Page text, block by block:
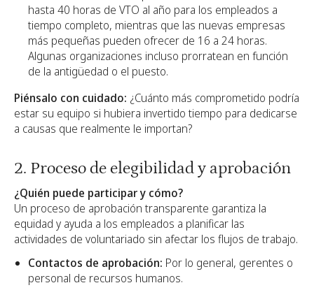
hasta 40 horas de VTO al año para los empleados a
tiempo completo, mientras que las nuevas empresas
más pequeñas pueden ofrecer de 16 a 24 horas.
Algunas organizaciones incluso prorratean en función
de la antigüedad o el puesto.
Piénsalo con cuidado: ¿Cuánto más comprometido podría
estar su equipo si hubiera invertido tiempo para dedicarse
a causas que realmente le importan?
2. Proceso de elegibilidad y aprobación
¿Quién puede participar y cómo?
Un proceso de aprobación transparente garantiza la
equidad y ayuda a los empleados a planificar las
actividades de voluntariado sin afectar los flujos de trabajo.
Contactos de aprobación: Por lo general, gerentes o
personal de recursos humanos.